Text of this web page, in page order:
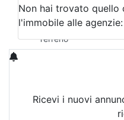
Qualsiasi
Terreno edificabile
Terreno
Non hai trovato quello
l'immobile alle agenzie:
Ricevi i nuovi